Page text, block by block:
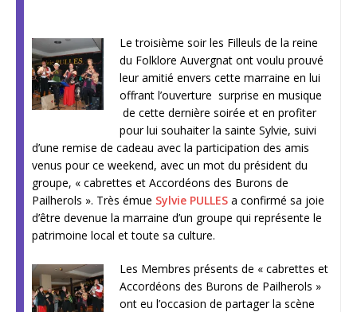
Le troisième soir les Filleuls de la reine
du Folklore Auvergnat ont voulu prouvé
leur amitié envers cette marraine en lui
offrant l’ouverture surprise en musique
de cette dernière soirée et en profiter
pour lui souhaiter la sainte Sylvie, suivi
d’une remise de cadeau avec la participation des amis
venus pour ce weekend, avec un mot du président du
groupe, « cabrettes et Accordéons des Burons de
Pailherols ». Très émue Sylvie PULLES a confirmé sa joie
d’être devenue la marraine d’un groupe qui représente le
patrimoine local et toute sa culture.
Les Membres présents de « cabrettes et
Accordéons des Burons de Pailherols »
ont eu l’occasion de partager la scène